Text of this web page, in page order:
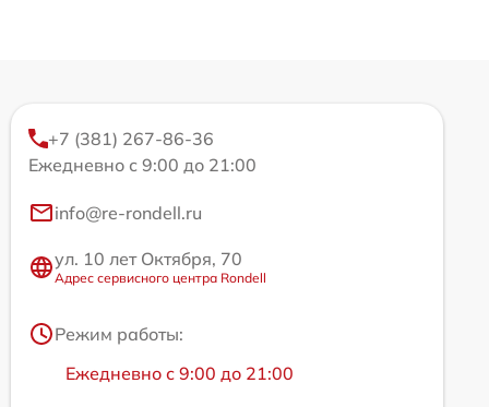
+7 (381) 267-86-36
Ежедневно с 9:00 до 21:00
info@re-rondell.ru
ул. 10 лет Октября, 70
Адрес сервисного центра Rondell
Режим работы:
Ежедневно с 9:00 до 21:00